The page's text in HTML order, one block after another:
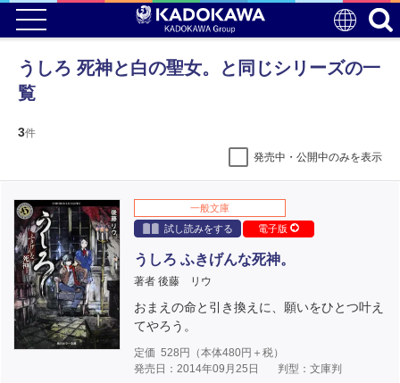
うしろ 死神と白の聖女。と同じシリーズの一
覧
3件
発売中・公開中のみを表示
一般文庫
試し読みをする
電子版
うしろ ふきげんな死神。
著者 後藤 リウ
おまえの命と引き換えに、願いをひとつ叶え
てやろう。
定価 528 円（本体480円＋税）
発売日：2014年09月25日
判型：文庫判